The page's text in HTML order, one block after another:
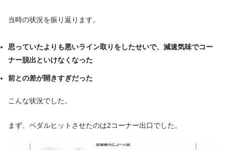
当時の状況を振り返ります。
思っていたよりも悪いライン取りをしたせいで、減速気味でコー
ナー脱出といけなくなった
前との差が開きすぎだった
こんな状況でした。
まず、ペダルヒットさせたのは2コーナー出口でした。